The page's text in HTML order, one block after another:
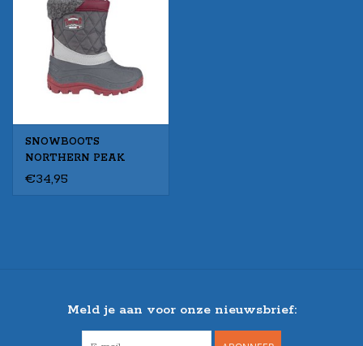
SNOWBOOTS
NORTHERN PEAK
Ant/Gr/Bor
€34,95
Meld je aan voor onze nieuwsbrief: